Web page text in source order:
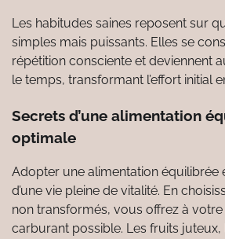
Les habitudes saines reposent sur
simples mais puissants. Elles se
répétition consciente et deviennent
le temps, transformant l’effort initial
Secrets d’une alimentation
optimale
Adopter une alimentation équilibrée
d’une vie pleine de vitalité. En
non transformés, vous offrez à
carburant possible. Les fruits juteux,